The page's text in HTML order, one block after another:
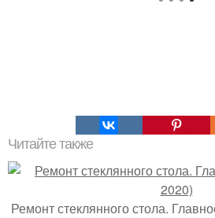
Читайте также
Ремонт стеклянного стола.